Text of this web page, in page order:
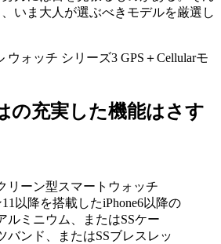
いま大人が選ぶべきモデルを厳選し
ォッチ シリーズ3 GPS＋Cellularモ
の充実した機能はさす
リーン型スマートウォッチ
11以降を搭載したiPhone6以降の
ルミニウム、またはSSケー
バンド、またはSSブレスレッ